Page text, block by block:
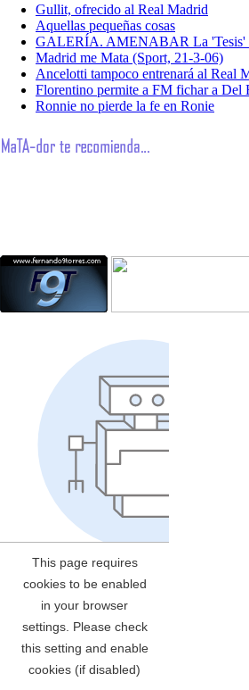
Gullit, ofrecido al Real Madrid
Aquellas pequeñas cosas
GALERÍA. AMENABAR La 'Tesis'
Madrid me Mata (Sport, 21-3-06)
Ancelotti tampoco entrenará al Real
Florentino permite a FM fichar a Del
Ronnie no pierde la fe en Ronie